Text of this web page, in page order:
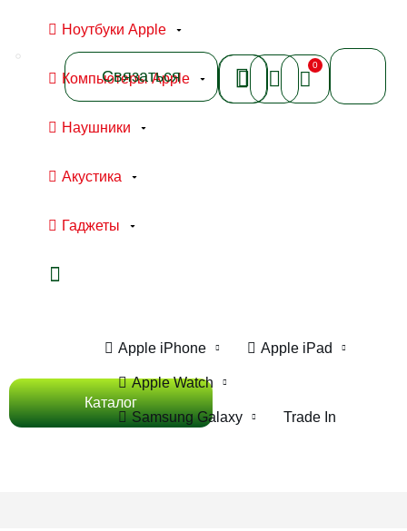
Ноутбуки Apple
Компьютеры Apple
Наушники
Акустика
Гаджеты
Связаться
0
Каталог
Apple iPhone Apple iPad
Apple Watch
Samsung Galaxy Trade In